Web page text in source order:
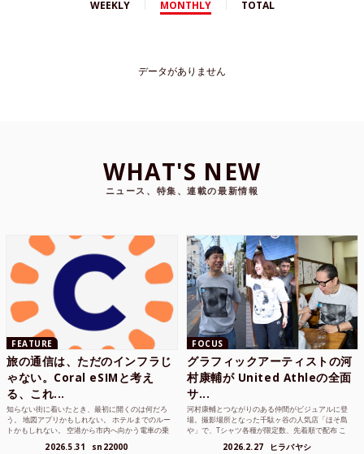
WEEKLY MONTHLY TOTAL
データがありません
WHAT'S NEW
ニュース、特集、連載の最新情報
FEATURE
旅の通信は、ただのインフラじ
ゃない。Coral eSIMと考え
る、これ...
知らない街に着いたとき、最初に開くのは何だろ
う。 地図アプリかもしれない。 ホテルまでのルー
トかもしれない。 空港から市内へ向かう電車の乗
2026.5.31 sn22000
FOCUS
グラフィックアーティストの河
村康輔が United Athleの全面
サ...
河村康輔とつながりのある仲間がビジュアルに登
場。撮影場所となった千駄ヶ谷の人気店「ほそ島
や」で、Tシャツ各種が限定数、先着順で配布 こ
2026.2.27 ヒラバヤシ